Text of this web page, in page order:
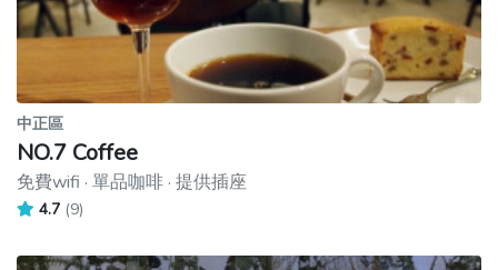
中正區
NO.7 Coffee
免費wifi · 單品咖啡 · 提供插座
4.7 (9)